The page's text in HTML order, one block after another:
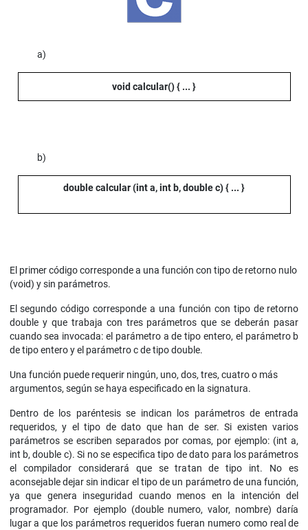
a)
void calcular() { ... }
b)
double calcular (int a, int b, double c) { ... }
El primer código corresponde a una función con tipo de retorno nulo
(void) y sin parámetros.
El segundo código corresponde a una función con tipo de retorno
double y que trabaja con tres parámetros que se deberán pasar
cuando sea invocada: el parámetro a de tipo entero, el parámetro b
de tipo entero y el parámetro c de tipo double.
Una función puede requerir ningún, uno, dos, tres, cuatro o más
argumentos, según se haya especificado en la signatura.
Dentro de los paréntesis se indican los parámetros de entrada
requeridos, y el tipo de dato que han de ser. Si existen varios
parámetros se escriben separados por comas, por ejemplo: (int a,
int b, double c). Si no se especifica tipo de dato para los parámetros
el compilador considerará que se tratan de tipo int. No es
aconsejable dejar sin indicar el tipo de un parámetro de una función,
ya que genera inseguridad cuando menos en la intención del
programador. Por ejemplo (double numero, valor, nombre) daría
lugar a que los parámetros requeridos fueran numero como real de